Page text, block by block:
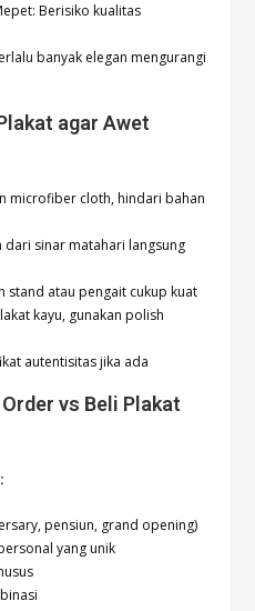
Berisiko kualitas
banyak elegan mengurangi
agar Awet
microfiber cloth, hindari bahan
dari sinar matahari langsung
stand atau pengait cukup kuat
kayu, gunakan polish
autentisitas jika ada
vs Beli Plakat
pensiun, grand opening)
yang unik